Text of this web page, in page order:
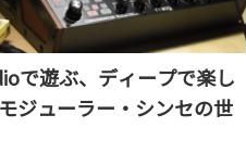
で遊ぶ、ディープで楽し
ジューラー・シンセの世